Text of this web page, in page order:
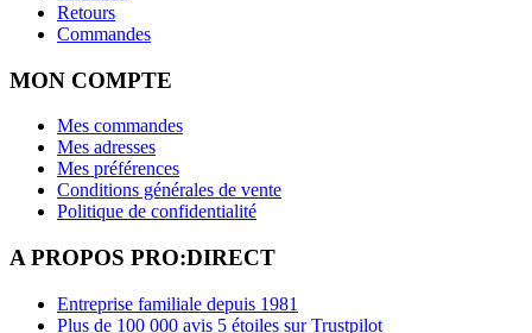
MON COMPTE
Mes commandes
Mes préférences
Conditions générales de vente
Politique de confidentialité
A PROPOS PRO:DIRECT
Entreprise familiale depuis 1981